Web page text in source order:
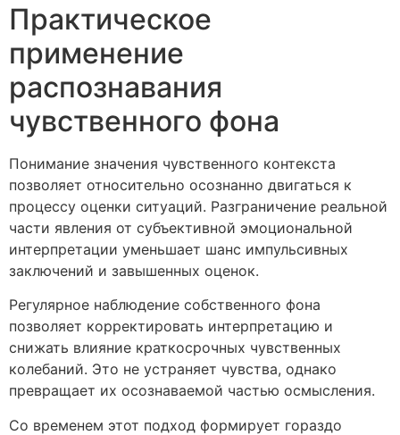
Практическое
применение
распознавания
чувственного фона
Понимание значения чувственного контекста
позволяет относительно осознанно двигаться к
процессу оценки ситуаций. Разграничение реальной
части явления от субъективной эмоциональной
интерпретации уменьшает шанс импульсивных
заключений и завышенных оценок.
Регулярное наблюдение собственного фона
позволяет корректировать интерпретацию и
снижать влияние краткосрочных чувственных
колебаний. Это не устраняет чувства, однако
превращает их осознаваемой частью осмысления.
Со временем этот подход формирует гораздо